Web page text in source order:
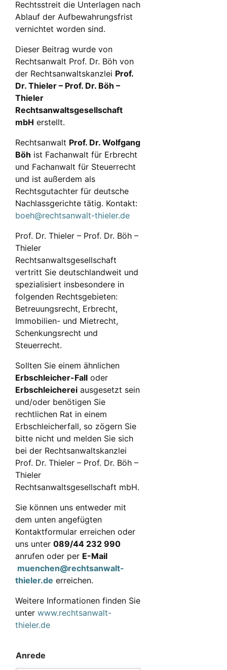
Rechtsstreit die Unterlagen nach
Ablauf der Aufbewahrungsfrist
vernichtet worden sind.
Dieser Beitrag wurde von
Rechtsanwalt Prof. Dr. Böh von
der Rechtsanwaltskanzlei Prof.
Dr. Thieler – Prof. Dr. Böh –
Thieler
Rechtsanwaltsgesellschaft
mbH erstellt.
Rechtsanwalt Prof. Dr. Wolfgang
Böh ist Fachanwalt für Erbrecht
und Fachanwalt für Steuerrecht
und ist außerdem als
Rechtsgutachter für deutsche
Nachlassgerichte tätig. Kontakt:
boeh@rechtsanwalt-thieler.de
Prof. Dr. Thieler – Prof. Dr. Böh –
Thieler
Rechtsanwaltsgesellschaft
vertritt Sie deutschlandweit und
spezialisiert insbesondere in
folgenden Rechtsgebieten:
Betreuungsrecht, Erbrecht,
Immobilien- und Mietrecht,
Schenkungsrecht und
Steuerrecht.
Sollten Sie einem ähnlichen
Erbschleicher-Fall oder
Erbschleicherei ausgesetzt sein
und/oder benötigen Sie
rechtlichen Rat in einem
Erbschleicherfall, so zögern Sie
bitte nicht und melden Sie sich
bei der Rechtsanwaltskanzlei
Prof. Dr. Thieler – Prof. Dr. Böh –
Thieler
Rechtsanwaltsgesellschaft mbH.
Sie können uns entweder mit
dem unten angefügten
Kontaktformular erreichen oder
uns unter 089/44 232 990
anrufen oder per E-Mail
muenchen@rechtsanwalt-
thieler.de erreichen.
Weitere Informationen finden Sie
unter www.rechtsanwalt-
thieler.de
Anrede